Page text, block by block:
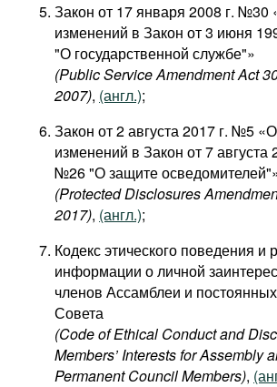
Закон от 17 января 2008 г. №30
изменений в Закон от 3 июня
"О государственной службе"»
(Public Service Amendment Act
2007), (англ.);
Закон от 2 августа 2017 г. №5
изменений в Закон от 7 августа
№26 "О защите
(Protected Disclosures
2017), (англ.);
Кодекс этического поведения и
информации о личной
членов Ассамблеи и
Совета
(Code of Ethical Conduct and
Members’ Interests for Assembly
Permanent Council Members),